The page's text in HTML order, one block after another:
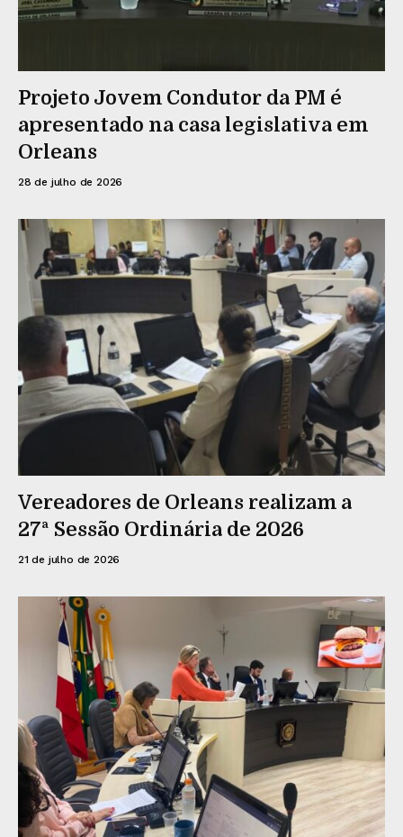
Projeto Jovem Condutor da PM é
apresentado na casa legislativa em
Orleans
28 de julho de 2026
Vereadores de Orleans realizam a
27ª Sessão Ordinária de 2026
21 de julho de 2026